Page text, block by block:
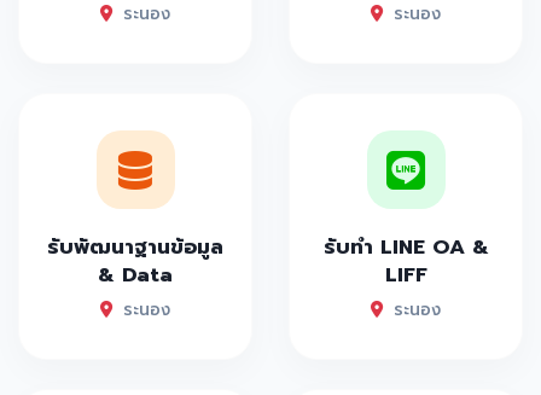
ระนอง ระนอง
รับพัฒนาฐานข้อมูล
& Data
ระนอง
รับทำ LINE OA &
LIFF
ระนอง